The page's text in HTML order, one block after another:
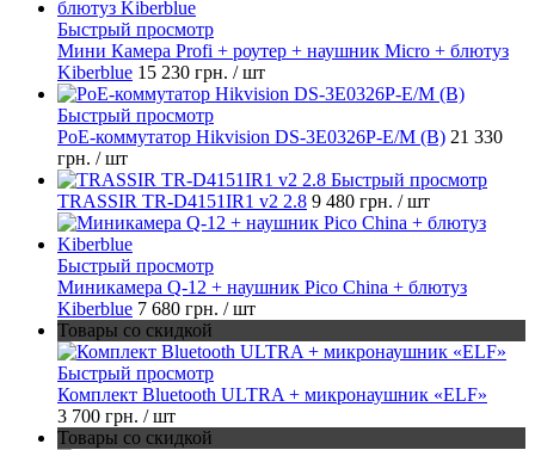
Быстрый просмотр
Мини Камера Profi + роутер + наушник Micro + блютуз
Kiberblue 15 230 грн. / шт
Быстрый просмотр
PoE-коммутатор Hikvision DS-3E0326P-E/M (B) 21 330
грн. / шт
Быстрый просмотр
TRASSIR TR-D4151IR1 v2 2.8 9 480 грн. / шт
Быстрый просмотр
Миникамера Q-12 + наушник Pico China + блютуз
Kiberblue 7 680 грн. / шт
Товары со скидкой
Быстрый просмотр
Комплект Bluetooth ULTRA + микронаушник «ELF»
3 700 грн. / шт
Товары со скидкой